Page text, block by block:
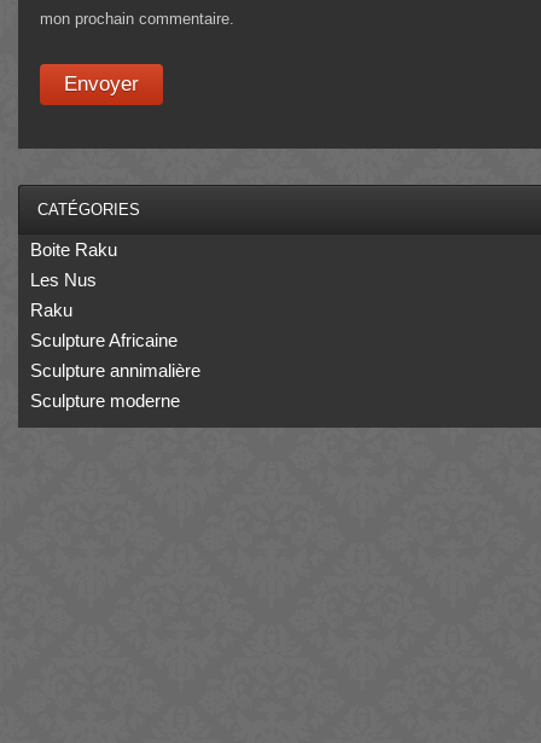
mon prochain commentaire.
CATÉGORIES
Boite Raku
Les Nus
Raku
Sculpture Africaine
Sculpture annimalière
Sculpture moderne